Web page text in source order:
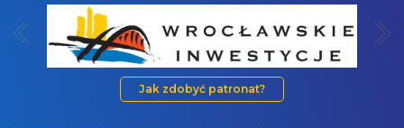
Jak zdobyć patronat?